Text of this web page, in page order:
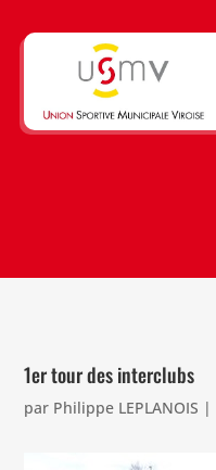
1er tour des interclubs
par Philippe LEPLANOIS |